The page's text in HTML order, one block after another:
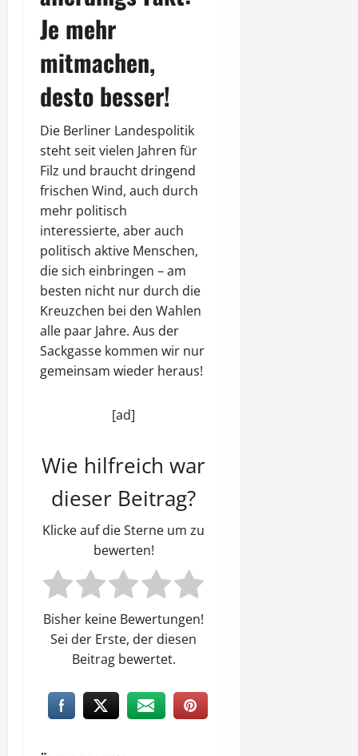
Je mehr
mitmachen,
desto besser!
Die Berliner Landespolitik
steht seit vielen Jahren für
Filz und braucht dringend
frischen Wind, auch durch
mehr politisch
interessierte, aber auch
politisch aktive Menschen,
die sich einbringen – am
besten nicht nur durch die
Kreuzchen bei den Wahlen
alle paar Jahre. Aus der
Sackgasse kommen wir nur
gemeinsam wieder heraus!
[ad]
Wie hilfreich war
dieser Beitrag?
Klicke auf die Sterne um zu
bewerten!
Bisher keine Bewertungen!
Sei der Erste, der diesen
Beitrag bewertet.